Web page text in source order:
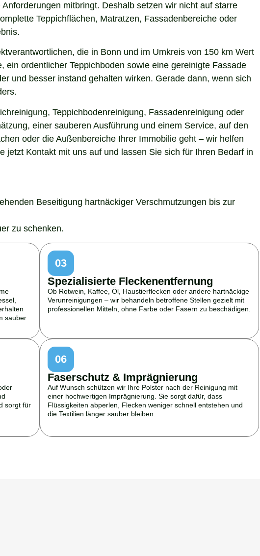
mitbringt. Deshalb setzen wir nicht auf starre
Teppichflächen, Matratzen, Fassadenbereiche oder
die in Bonn und im Umkreis von 150 km Wert
ordentlicher Teppichboden sowie eine gereinigte Fassade
und besser instand gehalten wirken. Gerade dann, wenn sich
Teppichbodenreinigung, Fassadenreinigung oder
einer sauberen Ausführung und einem Service, auf den
oder die Außenbereiche Ihrer Immobilie geht – wir helfen
Kontakt mit uns auf und lassen Sie sich für Ihren Bedarf in
Beseitigung hartnäckiger Verschmutzungen bis zur
zu schenken.
sauber
03
Spezialisierte Fleckenentfernung
Ob Rotwein, Kaffee, Öl, Haustierflecken oder andere hartnäckige
Verunreinigungen – wir behandeln betroffene Stellen gezielt mit
professionellen Mitteln, ohne Farbe oder Fasern zu beschädigen.
sorgt für
06
Faserschutz & Imprägnierung
Auf Wunsch schützen wir Ihre Polster nach der Reinigung mit
einer hochwertigen Imprägnierung. Sie sorgt dafür, dass
Flüssigkeiten abperlen, Flecken weniger schnell entstehen und
die Textilien länger sauber bleiben.